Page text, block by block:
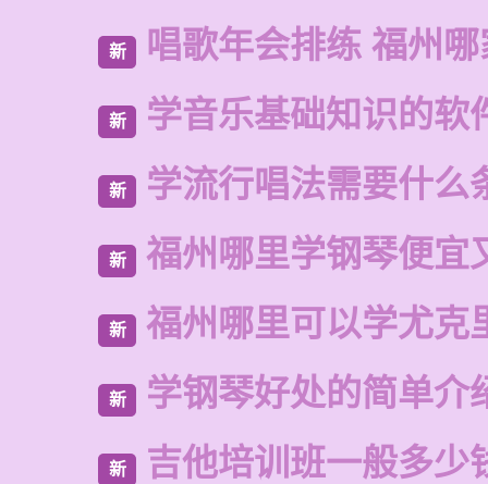
新 唱歌年会排练 福州
新 学音乐基础知识的软
新 学流行唱法需要什么
新 福州哪里学钢琴便宜
新 福州哪里可以学尤克
新 学钢琴好处的简单介
新 吉他培训班一般多少